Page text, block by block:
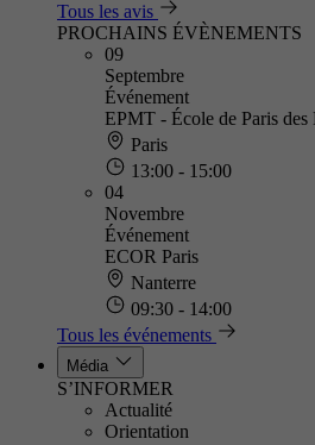
Tous les avis
PROCHAINS ÉVÈNEMENTS
09
Septembre
Événement
EPMT - École de Paris des
Paris
13:00 - 15:00
04
Novembre
Événement
ECOR Paris
Nanterre
09:30 - 14:00
Tous les événements
Média
S’INFORMER
Actualité
Orientation